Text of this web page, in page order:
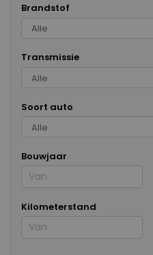
Brandstof
Transmissie
Soort auto
Bouwjaar
Kilometerstand